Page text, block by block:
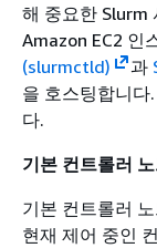
해 중요한 Slurm
Amazon EC2 인
(slurmctld)
과
을 호스팅합니다
다.
기본 컨트롤러
기본 컨트롤러
현재 제어 중인